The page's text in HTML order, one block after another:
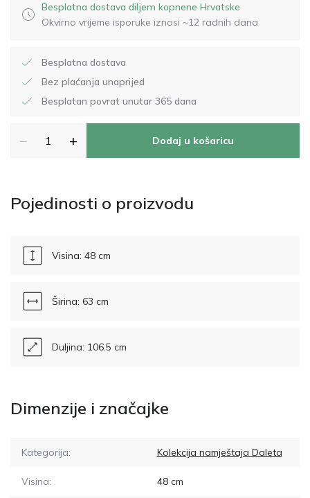
Besplatna dostava diljem kopnene Hrvatske
Okvirno vrijeme isporuke iznosi ~12 radnih dana
Besplatna dostava
Bez plaćanja unaprijed
Besplatan povrat unutar 365 dana
− + Dodaj u košaricu
Pojedinosti o proizvodu
Visina: 48 cm
Širina: 63 cm
Duljina: 106.5 cm
Dimenzije i značajke
Kategorija: Kolekcija namještaja Daleta
Visina: 48cm